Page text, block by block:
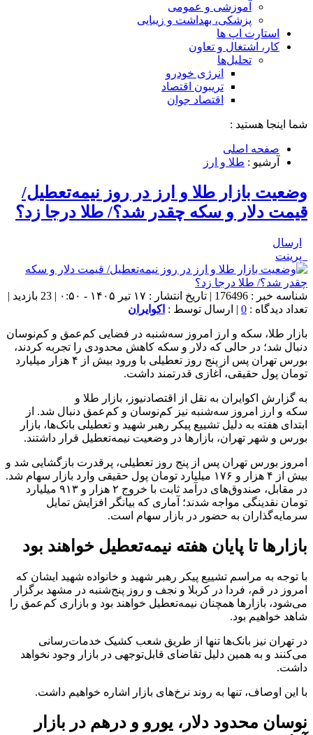
آموزشی و عمومی
پزشکی، بهداشت و زیبایی
استارت اپ ها
کار، اشتغال و تعاون
تحلیل‌ها
انرژی خودرو
تریبون اقتصاد
اقتصاد جوان
شما اینجا هستید :
صفحه اصلی
آرشیو : طلا و ارز
وضعیت بازار طلا و ارز در روز نیمه‌تعطیل/
قیمت دلار و سکه چقدر شد؟/ طلا درجا زد؟
ارسال
پرینت
شناسه خبر : 176496 | تاریخ انتشار : ۱۷ تیر ۱۴۰۵ - ۰:۵۰ | 23 بازدید |
تعداد دیدگاه : 0 | ارسال توسط : اکوایران
بازار طلا، سکه و ارز امروز سه‌شنبه در فضایی کم‌عمق و کم‌نوسان
دنبال شد؛ در حالی که دلار و سکه کاهش محدودی را تجربه کردند،
بورس تهران پس از پنج روز تعطیلی با ورود بیش از ۴ هزار میلیارد
تومان پول حقیقی، آغازی قدرتمند داشت.
به گزارش اکوایران به نقل از اقتصادنیوز، بازار طلا و
سکه و ارز امروز سه‌شنبه نیز کم‌نوسان و کم‌عمق دنبال شد. از
ابتدای هفته به دلیل تشییع پیکر رهبر شهید و تعطیلی بانک‌ها، بازار
بورس و شهر تهران، بازارها در وضعیت نیمه‌تعطیل قرار داشتند.
امروز بورس تهران پس از پنج روز تعطیلی، پرقدرت بازگشایی شد و
بیش از ۴ هزار و ۱۷۶ میلیارد تومان پول حقیقی وارد بازار سهام شد.
در مقابل، صندوق‌های درآمد ثابت با خروج ۲ هزار و ۹۱۳ میلیارد
تومان نقدینگی مواجه شدند؛ آماری که بیانگر افزایش تمایل
سرمایه‌گذاران به حضور در بازار سهام است.
بازارها تا پایان هفته نیمه‌تعطیل خواهند بود
با توجه به مراسم تشییع پیکر رهبر شهید و خانواده شهید ایشان که
امروز در قم، فردا در کربلا و نجف و روز پنج‌شنبه در مشهد برگزار
می‌شود، بازارها همچنان نیمه‌تعطیل خواهند بود و بازاری کم‌عمق را
شاهد خواهیم بود.
در تهران نیز بانک‌ها تنها از طریق شعب کشیک خدمات‌رسانی
می‌کنند و به همین دلیل تقاضای قابل‌توجهی در بازار وجود نخواهد
داشت.
با این اوصاف، تنها به روند نرخ‌های بازار اشاره خواهیم داشت.
نوسان محدود دلار، یورو و درهم در بازار